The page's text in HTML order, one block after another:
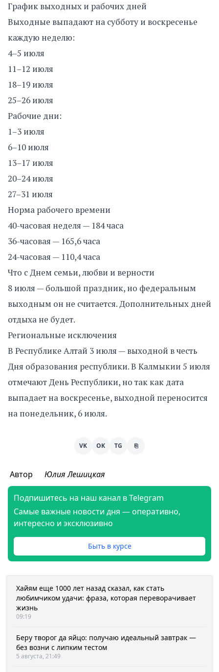
График выходных и рабочих дней
Выходные выпадают на субботу и воскресенье
каждую неделю:
4–5 июля
11–12 июля
18–19 июля
25–26 июля
Рабочие дни:
1–3 июля
6–10 июля
13–17 июля
20–24 июля
27–31 июля
Норма рабочего времени
40-часовая неделя — 184 часа
36-часовая — 165,6 часа
24-часовая — 110,4 часа
Что с Днем семьи, любви и верности
8 июля — большой праздник, но федеральным
выходным он не считается. Дополнительных дней
отдыха не будет.
Региональные исключения
В Республике Алтай 3 июля — выходной в честь
Дня образования республики. В Калмыкии 5 июля
отмечают День Республики, но так как дата
выпадает на воскресенье, выходной переносится
на понедельник, 6 июля.
VK OK TG ⎘
Автор Юлия Лешицкая
Подпишитесь на наш канал в Telegram
Самые важные новости дня — оперативно,
интересно и эксклюзивно
Быть в курсе
Хайям еще 1000 лет назад сказал, как стать
любимчиком удачи: фраза, которая переворачивает
жизнь
09:19
Беру творог да яйцо: получаю идеальный завтрак —
без возни с липким тестом
5 августа, 21:49